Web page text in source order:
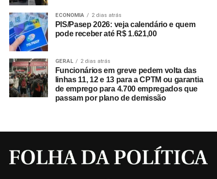
ECONOMIA 2 dias atrás
PIS/Pasep 2026: veja calendário e quem
pode receber até R$ 1.621,00
GERAL 2 dias atrás
Funcionários em greve pedem volta das
linhas 11, 12 e 13 para a CPTM ou garantia
de emprego para 4.700 empregados que
passam por plano de demissão